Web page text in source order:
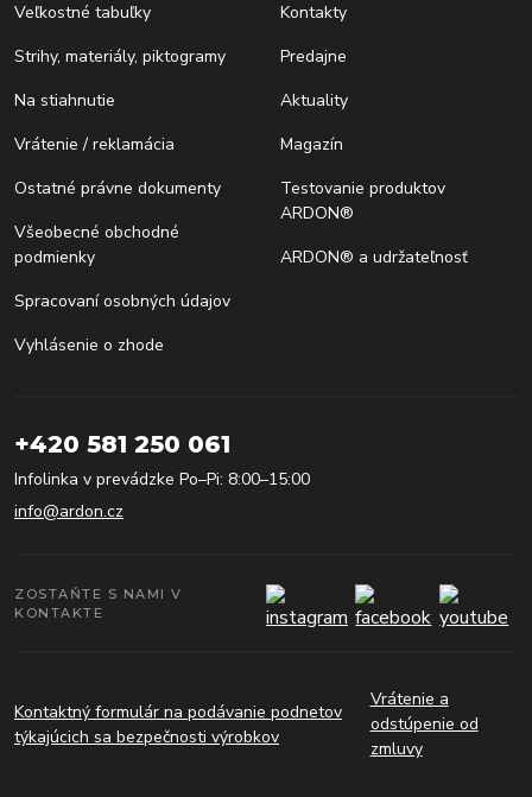
Veľkostné tabuľky
Strihy, materiály, piktogramy
Na stiahnutie
Vrátenie / reklamácia
Ostatné právne dokumenty
Všeobecné obchodné
podmienky
Spracovaní osobných údajov
Vyhlásenie o zhode
Kontakty
Predajne
Aktuality
Magazín
Testovanie produktov
ARDON®
ARDON® a udržateľnosť
+420 581 250 061
Infolinka v prevádzke Po–Pi: 8:00–15:00
info@ardon.cz
ZOSTAŇTE S NAMI V
KONTAKTE
Kontaktný formulár na podávanie podnetov
týkajúcich sa bezpečnosti výrobkov
Vrátenie a
odstúpenie od
zmluvy